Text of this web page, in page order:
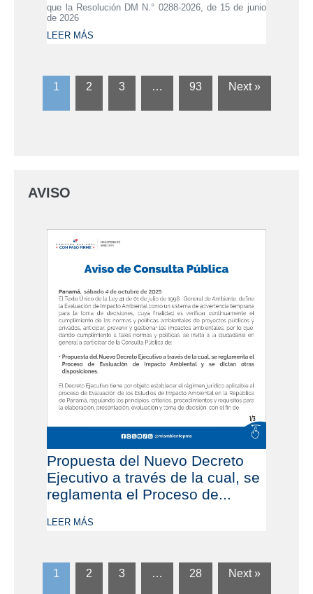
que la Resolución DM N.° 0288-2026, de 15 de junio
de 2026
LEER MÁS
1 2 3 … 93 Next »
AVISO
Propuesta del Nuevo Decreto
Ejecutivo a través de la cual, se
reglamenta el Proceso de...
LEER MÁS
1 2 3 … 28 Next »